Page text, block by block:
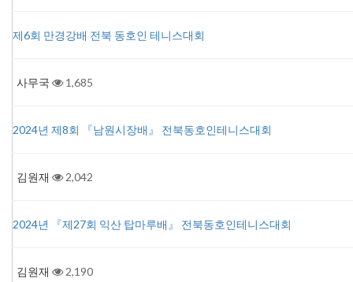
제6회 만경강배 전북 동호인 테니스대회
사무국 1,685
2024년 제8회 『남원시장배』 전북동호인테니스대회
김원재 2,042
2024년 『제27회 익산 탑마루배』 전북동호인테니스대회
김원재 2,190